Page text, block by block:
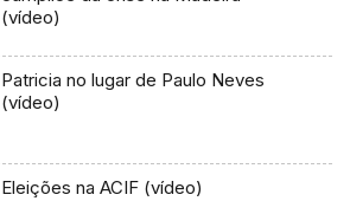
(vídeo)
Patricia no lugar de Paulo Neves
(vídeo)
Eleições na ACIF (vídeo)